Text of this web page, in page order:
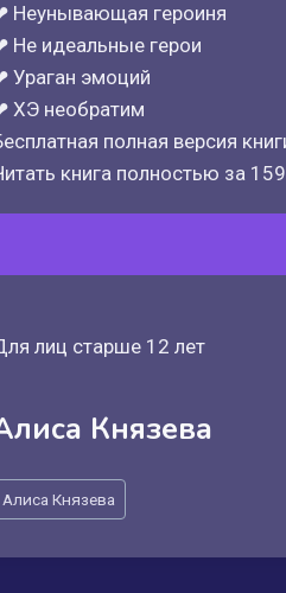
Неунывающая героиня
Не идеальные герои
Ураган эмоций
ХЭ необратим
полная версия
книга полностью за
лиц старше 12 лет
Князева
Алиса Князева